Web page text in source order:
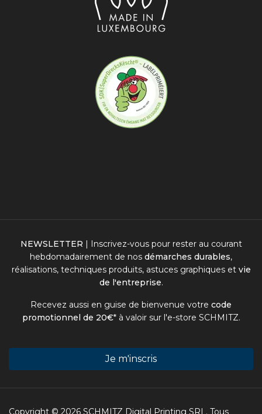
NEWSLETTER | Inscrivez-vous pour rester au courant
hebdomadairement de nos démarches durables,
réalisations, techniques produits, astuces graphiques et vie
de l'entreprise.
Recevez aussi en guise de bienvenue votre code
promotionnel de 20€* à valoir sur l'e-store SCHMITZ.
Je m'inscris
Copyright © 2026 SCHMITZ Digital Printing SRL. Tous